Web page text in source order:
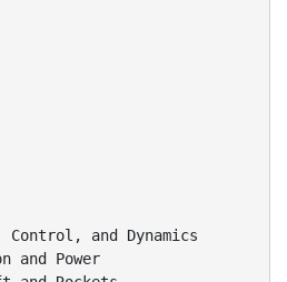
and Dynamics
and Power